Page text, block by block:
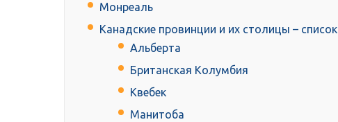
Монреаль
Канадские провинции и их столицы – список
Альберта
Британская Колумбия
Квебек
Манитоба